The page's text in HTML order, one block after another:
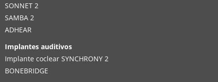
SONNET 2
SAMBA 2
ADHEAR
Implantes auditivos
Implante coclear SYNCHRONY 2
BONEBRIDGE